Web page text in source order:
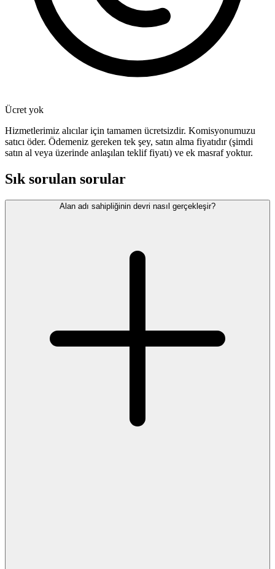
Ücret yok
Hizmetlerimiz alıcılar için tamamen ücretsizdir. Komisyonumuzu
satıcı öder. Ödemeniz gereken tek şey, satın alma fiyatıdır (şimdi
satın al veya üzerinde anlaşılan teklif fiyatı) ve ek masraf yoktur.
Sık sorulan sorular
Alan adı sahipliğinin devri nasıl gerçekleşir?